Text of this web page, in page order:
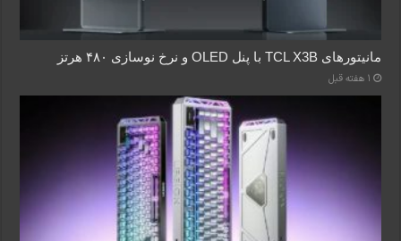
مانیتورهای TCL X3B با پنل OLED و نرخ نوسازی ۴۸۰ هرتز
1 هفته قبل